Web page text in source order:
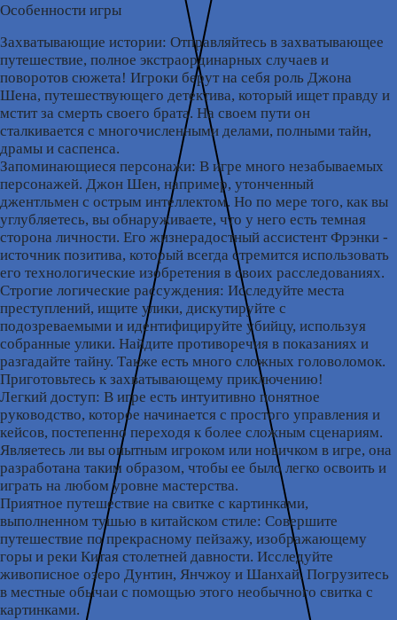
Особенности игры
Захватывающие истории: Отправляйтесь в захватывающее
путешествие, полное экстраординарных случаев и
поворотов сюжета! Игроки берут на себя роль Джона
Шена, путешествующего детектива, который ищет правду и
мстит за смерть своего брата. На своем пути он
сталкивается с многочисленными делами, полными тайн,
драмы и саспенса.
Запоминающиеся персонажи: В игре много незабываемых
персонажей. Джон Шен, например, утонченный
джентльмен с острым интеллектом. Но по мере того, как вы
углубляетесь, вы обнаруживаете, что у него есть темная
сторона личности. Его жизнерадостный ассистент Фрэнки -
источник позитива, который всегда стремится использовать
его технологические изобретения в своих расследованиях.
Строгие логические рассуждения: Исследуйте места
преступлений, ищите улики, дискутируйте с
подозреваемыми и идентифицируйте убийцу, используя
собранные улики. Найдите противоречия в показаниях и
разгадайте тайну. Также есть много сложных головоломок.
Приготовьтесь к захватывающему приключению!
Легкий доступ: В игре есть интуитивно понятное
руководство, которое начинается с простого управления и
кейсов, постепенно переходя к более сложным сценариям.
Являетесь ли вы опытным игроком или новичком в игре, она
разработана таким образом, чтобы ее было легко освоить и
играть на любом уровне мастерства.
Приятное путешествие на свитке с картинками,
выполненном тушью в китайском стиле: Совершите
путешествие по прекрасному пейзажу, изображающему
горы и реки Китая столетней давности. Исследуйте
живописное озеро Дунтин, Янчжоу и Шанхай. Погрузитесь
в местные обычаи с помощью этого необычного свитка с
картинками.